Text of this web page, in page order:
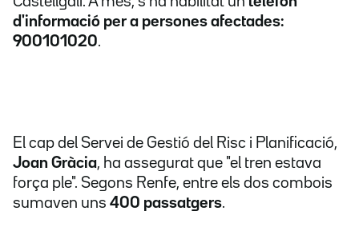
d'informació per a persones afectades:
900101020.
El cap del Servei de Gestió del Risc i Planificació,
Joan Gràcia, ha assegurat que "el tren estava
força ple". Segons Renfe, entre els dos combois
sumaven uns 400 passatgers.